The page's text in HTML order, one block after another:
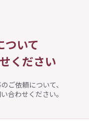
ついて
ください
ご依頼について、
合わせください。